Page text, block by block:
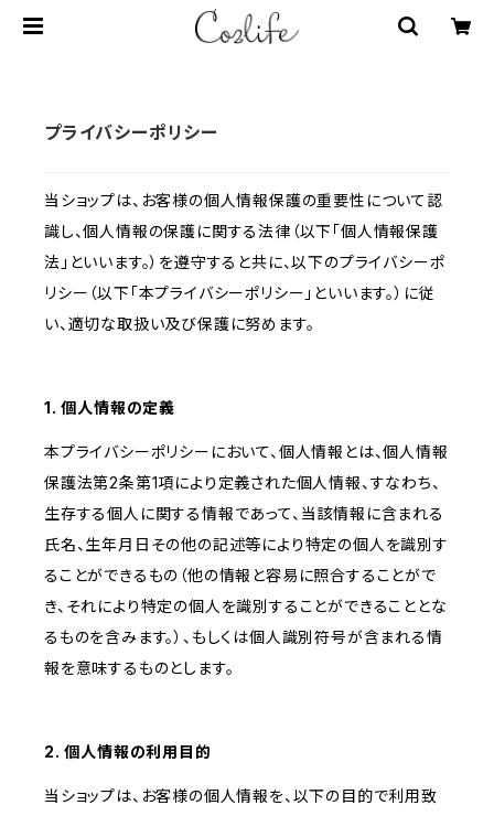
プライバシーポリシー
当ショップは、お客様の個人情報保護の重要性について認
識し、個人情報の保護に関する法律（以下「個人情報保護
法」といいます。）を遵守すると共に、以下のプライバシーポ
リシー（以下「本プライバシーポリシー」といいます。）に従
い、適切な取扱い及び保護に努めます。
1. 個人情報の定義
本プライバシーポリシーにおいて、個人情報とは、個人情報
保護法第2条第1項により定義された個人情報、すなわち、
生存する個人に関する情報であって、当該情報に含まれる
氏名、生年月日その他の記述等により特定の個人を識別す
ることができるもの（他の情報と容易に照合することがで
き、それにより特定の個人を識別することができることとな
るものを含みます。）、もしくは個人識別符号が含まれる情
報を意味するものとします。
2. 個人情報の利用目的
当ショップは、お客様の個人情報を、以下の目的で利用致